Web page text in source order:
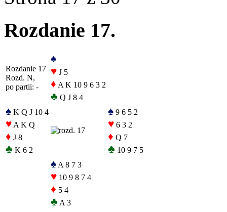
Rozdanie 17.
Rozdanie 17
Rozd. N,
po partii: -
♠
♥ J 5
♦ A K 10 9 6 3 2
♣ Q J 8 4
♠ K Q J 10 4
♥ A K Q
♦ J 8
♣ K 6 2
♠ 9 6 5 2
♥ 6 3 2
♦ Q 7
♣ 10 9 7 5
♠ A 8 7 3
♥ 10 9 8 7 4
♦ 5 4
♣ A 3